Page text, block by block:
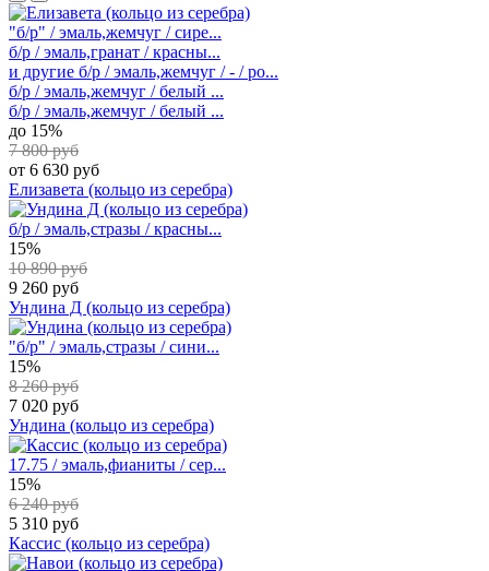
"б/р" / эмаль,жемчуг / сире...
б/р / эмаль,гранат / красны...
и другие б/р / эмаль,жемчуг / - / ро...
б/р / эмаль,жемчуг / белый ...
б/р / эмаль,жемчуг / белый ...
до 15%
7 800 руб
от 6 630 руб
Елизавета (кольцо из серебра)
б/р / эмаль,стразы / красны...
15%
10 890 руб
9 260 руб
Ундина Д (кольцо из серебра)
"б/р" / эмаль,стразы / сини...
15%
8 260 руб
7 020 руб
Ундина (кольцо из серебра)
17.75 / эмаль,фианиты / сер...
15%
6 240 руб
5 310 руб
Кассис (кольцо из серебра)